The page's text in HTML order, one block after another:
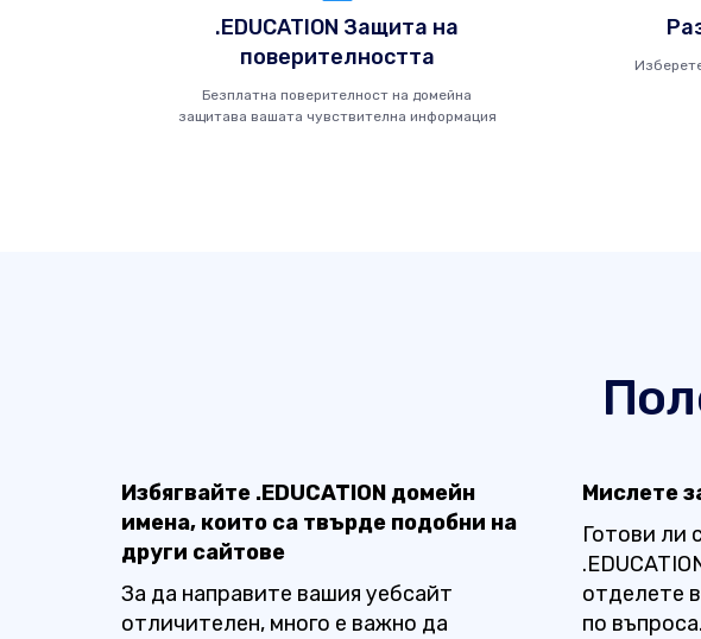
.EDUCATION Защита на
поверителността
Безплатна поверителност на домейна
защитава вашата чувствителна информация
Избягвайте .EDUCATION домейн
имена, които са твърде подобни на
други сайтове
За да направите вашия уебсайт
отличителен, много е важно да
Мислете
Готови ли
отделете
по